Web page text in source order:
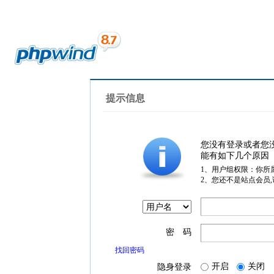
提示信息
您没有登录或者您
能有如下几个原因
1、用户组权限：你所
2、您还不是站点会员
密 码
找回密码
隐身登录 开启 关闭